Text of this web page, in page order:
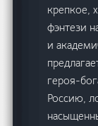
крепкое,
фэнтези
и
героя-
Россию,